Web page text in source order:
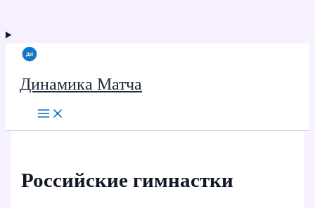
Динамика Матча
Российские гимнастки